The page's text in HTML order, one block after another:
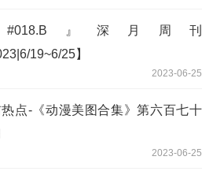
#018.B』深月周刊
19~6/25】
2023-06-25
点-《动漫美图合集》第六百七十
2023-06-25